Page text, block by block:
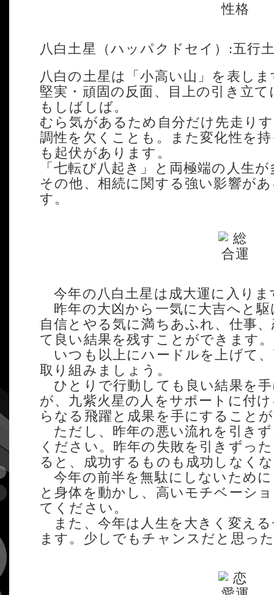
八白土星（ハッパクドセイ）:五行
八白の土星は「小高い山」を表しま
堅実・頑固の反面、目上の引き立
もしばしば。
むら気があるため自分だけ先走り
調性を欠くことも。また変化性を
も起伏があります。
「七転び八起き」と両極端の人生
その他、相続に関する強い影響が
す。
今年の八白土星は成大運に入りま
昨年の大凶から一気に大吉へと
自信とやる気に満ちあふれ、仕事
て良い結果を残すことができます。
いつも以上にハードルを上げて
取り組みましょう。
ひとりで行動しても良い結果を
が、九紫火星の人をサポートに付
らなる飛躍と成果を手にすること
ただし、昨年の悪い流れを引き
ください。昨年の失敗を引きずっ
ると、成功するものも成功しなく
今年の前半を無駄にしないため
と身体を動かし、高いモチベーシ
てください。
また、今年は人生を大きく変え
ます。少しでもチャンスだと思っ